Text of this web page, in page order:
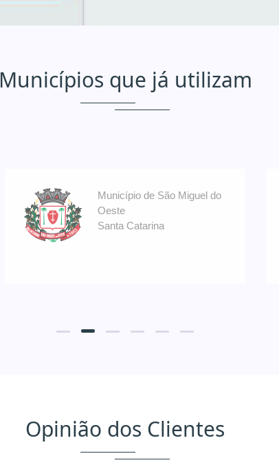
Municípios que já utilizam
Município de São Miguel do
Oeste
Santa Catarina
Opinião dos Clientes